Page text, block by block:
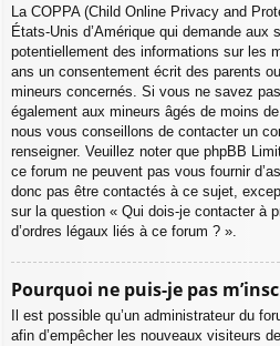
La COPPA (Child Online Privacy and
États-Unis d’Amérique qui demande aux
potentiellement des informations sur les
ans un consentement écrit des parents
mineurs concernés. Si vous ne savez
également aux mineurs âgés de moins
nous vous conseillons de contacter un
renseigner. Veuillez noter que phpBB
ce forum ne peuvent pas vous fournir
donc pas être contactés à ce sujet,
sur la question « Qui dois-je contacter à
d’ordres légaux liés à ce forum ? ».
Pourquoi ne puis-je pas
Il est possible qu’un administrateur du
afin d’empêcher les nouveaux visiteurs